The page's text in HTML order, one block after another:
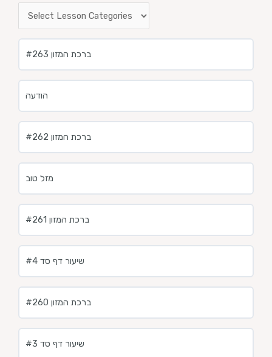
ברכת המזון #263
הודעה
ברכת המזון #262
מזל טוב
ברכת המזון #261
שיעור דף סד #4
ברכת המזון #260
שיעור דף סד #3